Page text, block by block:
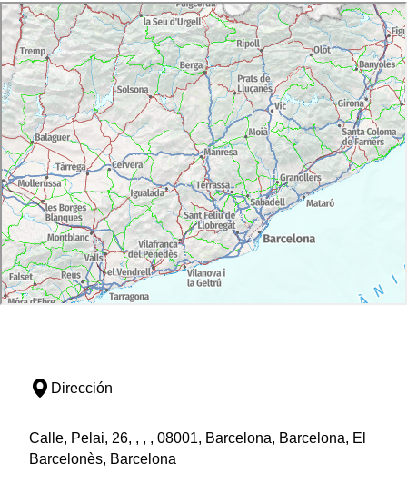
Dirección
Calle, Pelai, 26, , , , 08001, Barcelona, Barcelona, El
Barcelonès, Barcelona